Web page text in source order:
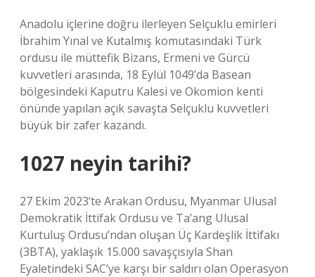
Anadolu içlerine doğru ilerleyen Selçuklu emirleri
İbrahim Yınal ve Kutalmış komutasındaki Türk
ordusu ile müttefik Bizans, Ermeni ve Gürcü
kuvvetleri arasında, 18 Eylül 1049’da Basean
bölgesindeki Kaputru Kalesi ve Okomion kenti
önünde yapılan açık savaşta Selçuklu kuvvetleri
büyük bir zafer kazandı.
1027 neyin tarihi?
27 Ekim 2023’te Arakan Ordusu, Myanmar Ulusal
Demokratik İttifak Ordusu ve Ta’ang Ulusal
Kurtuluş Ordusu’ndan oluşan Üç Kardeşlik İttifakı
(3BTA), yaklaşık 15.000 savaşçısıyla Shan
Eyaletindeki SAC’ye karşı bir saldırı olan Operasyon